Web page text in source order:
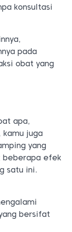
konsultasi
pada
obat yang
apa,
kamu juga
yang
beberapa efek
satu ini.
bersifat